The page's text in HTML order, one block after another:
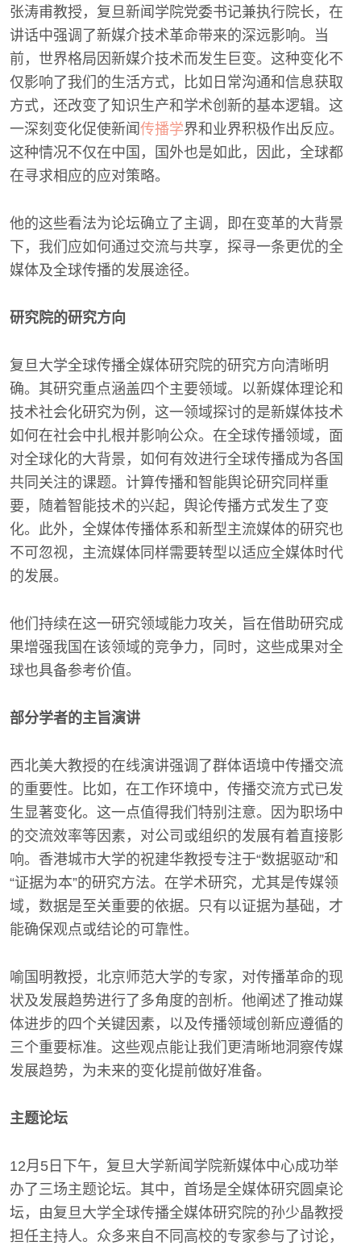
张涛甫教授，复旦新闻学院党委书记兼执行院长，在
讲话中强调了新媒介技术革命带来的深远影响。当
前，世界格局因新媒介技术而发生巨变。这种变化不
仅影响了我们的生活方式，比如日常沟通和信息获取
方式，还改变了知识生产和学术创新的基本逻辑。这
一深刻变化促使新闻 传播学界和业界积极作出反应。
这种情况不仅在中国，国外也是如此，因此，全球都
在寻求相应的应对策略。
他的这些看法为论坛确立了主调，即在变革的大背景
下，我们应如何通过交流与共享，探寻一条更优的全
媒体及全球传播的发展途径。
研究院的研究方向
复旦大学全球传播全媒体研究院的研究方向清晰明
确。其研究重点涵盖四个主要领域。以新媒体理论和
技术社会化研究为例，这一领域探讨的是新媒体技术
如何在社会中扎根并影响公众。在全球传播领域，面
对全球化的大背景，如何有效进行全球传播成为各国
共同关注的课题。计算传播和智能舆论研究同样重
要，随着智能技术的兴起，舆论传播方式发生了变
化。此外，全媒体传播体系和新型主流媒体的研究也
不可忽视，主流媒体同样需要转型以适应全媒体时代
的发展。
他们持续在这一研究领域能力攻关，旨在借助研究成
果增强我国在该领域的竞争力，同时，这些成果对全
球也具备参考价值。
部分学者的主旨演讲
西北美大教授的在线演讲强调了群体语境中传播交流
的重要性。比如，在工作环境中，传播交流方式已发
生显著变化。这一点值得我们特别注意。因为职场中
的交流效率等因素，对公司或组织的发展有着直接影
响。香港城市大学的祝建华教授专注于“数据驱动”和
“证据为本”的研究方法。在学术研究，尤其是传媒领
域，数据是至关重要的依据。只有以证据为基础，才
能确保观点或结论的可靠性。
喻国明教授，北京师范大学的专家，对传播革命的现
状及发展趋势进行了多角度的剖析。他阐述了推动媒
体进步的四个关键因素，以及传播领域创新应遵循的
三个重要标准。这些观点能让我们更清晰地洞察传媒
发展趋势，为未来的变化提前做好准备。
主题论坛
12月5日下午，复旦大学新闻学院新媒体中心成功举
办了三场主题论坛。其中，首场是全媒体研究圆桌论
坛，由复旦大学全球传播全媒体研究院的孙少晶教授
担任主持人。众多来自不同高校的专家参与了讨论，